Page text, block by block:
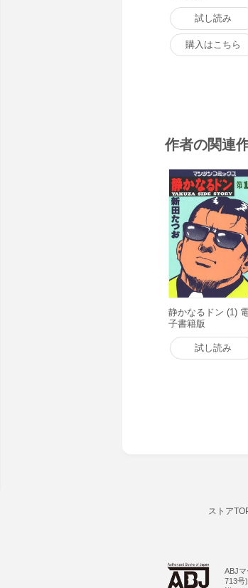
試し読み
購入はこちら
作者の関連
静かなるドン (1)
子書籍版
試し読み
ストア
ABJ
713号)